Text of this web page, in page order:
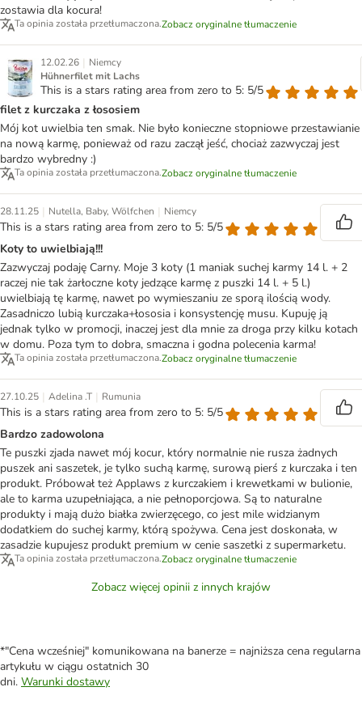
zostawia dla kocura!
Ta opinia została przetłumaczona.Zobacz oryginalne tłumaczenie
12.02.26 | Niemcy
Hühnerfilet mit Lachs
This is a stars rating area from zero to 5: 5/5
filet z kurczaka z łososiem
Mój kot uwielbia ten smak. Nie było konieczne stopniowe przestawianie
na nową karmę, ponieważ od razu zaczął jeść, chociaż zazwyczaj jest
bardzo wybredny :)
Ta opinia została przetłumaczona.Zobacz oryginalne tłumaczenie
28.11.25 | Nutella, Baby, Wölfchen | Niemcy
This is a stars rating area from zero to 5: 5/5
Koty to uwielbiają!!!
Zazwyczaj podaję Carny. Moje 3 koty (1 maniak suchej karmy 14 l. + 2
raczej nie tak żarłoczne koty jedzące karmę z puszki 14 l. + 5 l.)
uwielbiają tę karmę, nawet po wymieszaniu ze sporą ilością wody.
Zasadniczo lubią kurczaka+łososia i konsystencję musu. Kupuję ją
jednak tylko w promocji, inaczej jest dla mnie za droga przy kilku kotach
w domu. Poza tym to dobra, smaczna i godna polecenia karma!
Ta opinia została przetłumaczona.Zobacz oryginalne tłumaczenie
27.10.25 | Adelina .T | Rumunia
This is a stars rating area from zero to 5: 5/5
Bardzo zadowolona
Te puszki zjada nawet mój kocur, który normalnie nie rusza żadnych
puszek ani saszetek, je tylko suchą karmę, surową pierś z kurczaka i ten
produkt. Próbował też Applaws z kurczakiem i krewetkami w bulionie,
ale to karma uzupełniająca, a nie pełnoporcjowa. Są to naturalne
produkty i mają dużo białka zwierzęcego, co jest mile widzianym
dodatkiem do suchej karmy, którą spożywa. Cena jest doskonała, w
zasadzie kupujesz produkt premium w cenie saszetki z supermarketu.
Ta opinia została przetłumaczona.Zobacz oryginalne tłumaczenie
Zobacz więcej opinii z innych krajów
*"Cena wcześniej" komunikowana na banerze = najniższa cena regularna
artykułu w ciągu ostatnich 30
dni. Warunki dostawy